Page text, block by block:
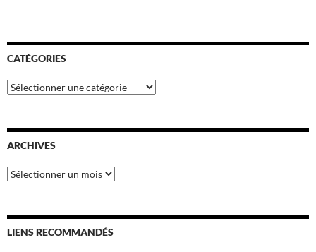
CATÉGORIES
Catégories
ARCHIVES
Archives
LIENS RECOMMANDÉS